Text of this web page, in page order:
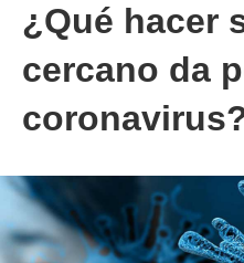
¿Qué hacer
cercano da